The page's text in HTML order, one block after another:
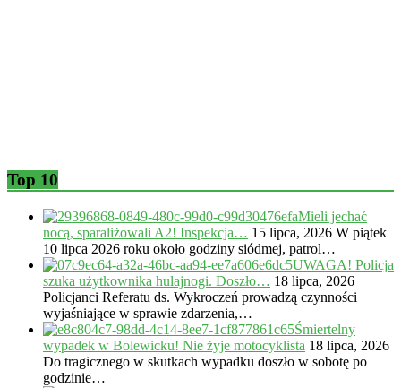
Top 10
Mieli jechać
nocą, sparaliżowali A2! Inspekcja… 15 lipca, 2026 W piątek
10 lipca 2026 roku około godziny siódmej, patrol…
UWAGA! Policja
szuka użytkownika hulajnogi. Doszło… 18 lipca, 2026
Policjanci Referatu ds. Wykroczeń prowadzą czynności
wyjaśniające w sprawie zdarzenia,…
Śmiertelny
wypadek w Bolewicku! Nie żyje motocyklista 18 lipca, 2026
Do tragicznego w skutkach wypadku doszło w sobotę po
godzinie…